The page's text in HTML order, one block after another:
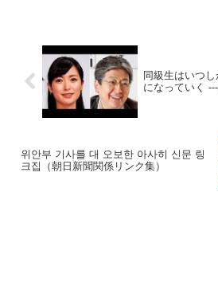
同級生はいつ
になっていく
위안부 기사를 대 오보한 아사히 신문 링
크집（朝日新聞関係リンク集）